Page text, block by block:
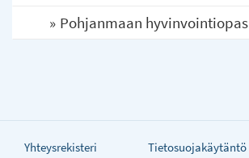
Pohjanmaan hyvinvointiopas
Yhteysrekisteri
Tietosuojakäytäntö